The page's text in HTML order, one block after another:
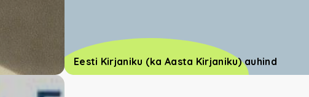
Eesti Kirjaniku (ka Aasta Kirjaniku) auhind